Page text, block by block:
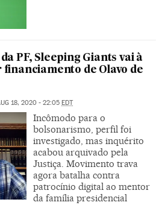
PF, Sleeping Giants vai à
de Olavo de
18, 2020 - 22:05 EDT
Incômodo para o
bolsonarismo, perfil foi
investigado, mas inquérito
acabou arquivado pela
Justiça. Movimento trava
agora batalha contra
patrocínio digital ao mentor
da família presidencial